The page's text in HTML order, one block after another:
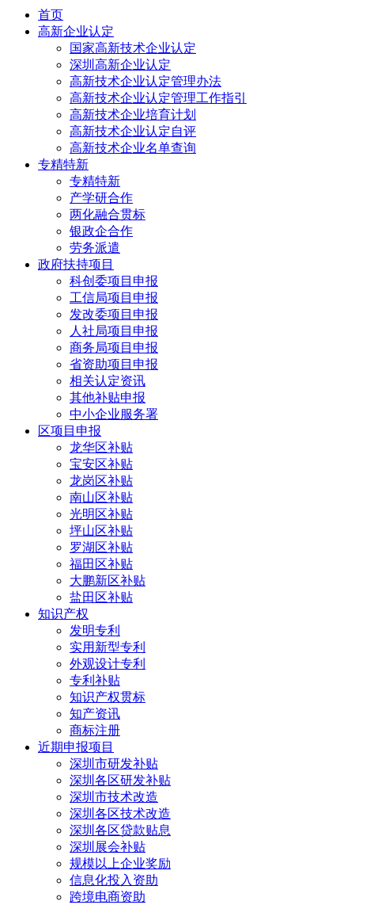
首页
高新企业认定
国家高新技术企业认定
深圳高新企业认定
高新技术企业认定管理办法
高新技术企业认定管理工作指引
高新技术企业培育计划
高新技术企业认定自评
高新技术企业名单查询
专精特新
专精特新
产学研合作
两化融合贯标
银政企合作
劳务派遣
政府扶持项目
科创委项目申报
工信局项目申报
发改委项目申报
人社局项目申报
商务局项目申报
省资助项目申报
相关认定资讯
其他补贴申报
中小企业服务署
区项目申报
龙华区补贴
宝安区补贴
龙岗区补贴
南山区补贴
光明区补贴
坪山区补贴
罗湖区补贴
福田区补贴
大鹏新区补贴
盐田区补贴
知识产权
发明专利
实用新型专利
外观设计专利
专利补贴
知识产权贯标
知产资讯
商标注册
近期申报项目
深圳市研发补贴
深圳各区研发补贴
深圳市技术改造
深圳各区技术改造
深圳各区贷款贴息
深圳展会补贴
规模以上企业奖励
信息化投入资助
跨境电商资助